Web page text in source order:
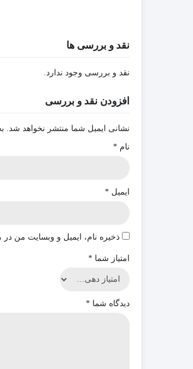
نقد و بررسی ها
نقد و بررسی وجود ندارد.
افزودن نقد و بررسی
نشانی ایمیل شما منتشر نخواهد شد.
نام *
ایمیل *
ذخیره نام، ایمیل و وبسایت من
امتیاز شما *
دیدگاه شما *